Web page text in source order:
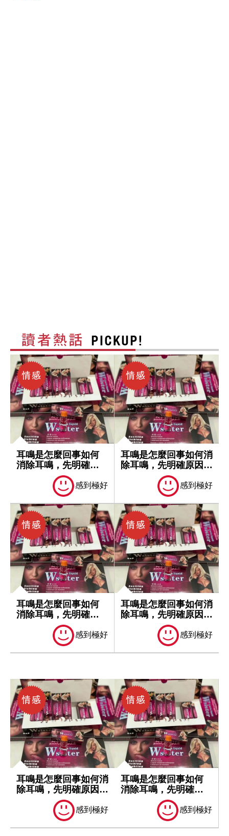
耳鳴是怎麼回事如何
消除耳鳴，先明確原
感到極好
耳鳴是怎麼回事如何消
除耳鳴，先明確原因再
感到極好
耳鳴是怎麼回事如何
消除耳鳴，先明確原
感到極好
耳鳴是怎麼回事如何消
除耳鳴，先明確原因再
感到極好
耳鳴是怎麼回事如何消
除耳鳴，先明確原因再
感到極好
耳鳴是怎麼回事如何
消除耳鳴，先明確原
感到極好